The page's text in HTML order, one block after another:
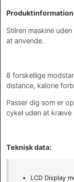
Produktinformation
Stilren maskine
at anvende.
8 forskellige
distance, kalorie
Passer dig som er
cykel uden at kræve
Teknisk data:
LCD Display